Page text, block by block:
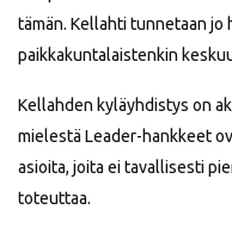
tämän. Kellahti tunnetaan jo
paikkakuntalaistenkin
Kellahden kyläyhdistys on
mielestä Leader-hankkeet
asioita, joita ei tavallisesti
toteuttaa.